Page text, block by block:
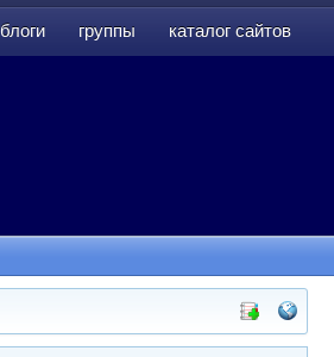
блоги группы каталог сайтов